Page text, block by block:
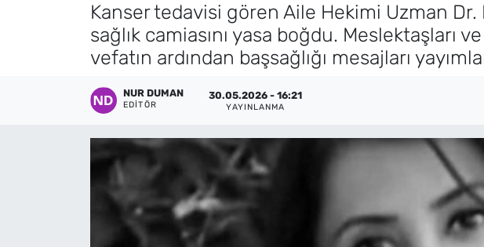
Kanser tedavisi gören Aile Hekimi Uzman
sağlık camiasını yasa boğdu. Meslektaşları
vefatın ardından başsağlığı mesajları
NUR DUMAN
EDITÖR
30.05.2026 - 16:21
YAYINLANMA